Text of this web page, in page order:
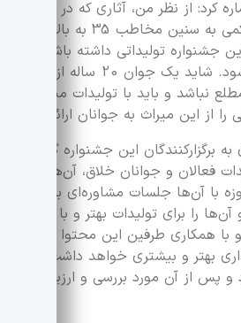
کرد: از نظر من، آثاری که در
جشنواره حضور داشت، کمی به سنین مخاطب 35 به بالا می
جشنواره تولیداتی داشته باشیم که
تمامی سنین را شامل بشود. شاید یک جوان 20 ساله از منابع
نباشد و باید با تولیدات مناسب
از این میراث به جوانان ارائه کنیم.
برگزارکنندگان این جشنواره گفت: از
فعالان و جوانان خلاق، آن‌ها را
با آن‌ها جلسات مشاوره‌ای برای
را برای تولیدات بهتر و با
با همکاری طرفین این محتوا تهیه و
بهتر و بیشتری خواهد داشت تا
پس از آن مورد بررسی و ارزیابی